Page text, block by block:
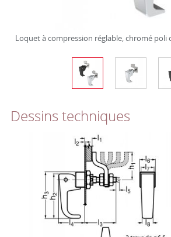
Loquet à compression réglable, chromé poli
Dessins techniques